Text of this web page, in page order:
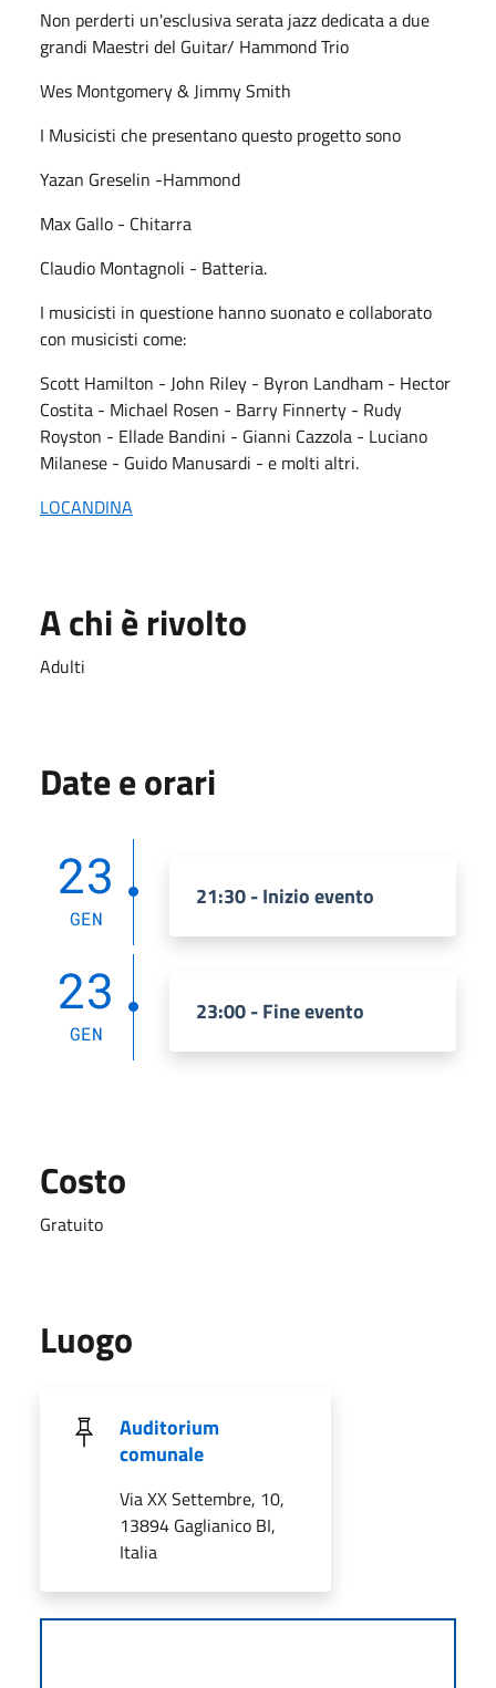
Non perderti un'esclusiva serata jazz dedicata a due
grandi Maestri del Guitar/ Hammond Trio
Wes Montgomery & Jimmy Smith
I Musicisti che presentano questo progetto sono
Yazan Greselin -Hammond
Max Gallo - Chitarra
Claudio Montagnoli - Batteria.
I musicisti in questione hanno suonato e collaborato
con musicisti come:
Scott Hamilton - John Riley - Byron Landham - Hector
Costita - Michael Rosen - Barry Finnerty - Rudy
Royston - Ellade Bandini - Gianni Cazzola - Luciano
Milanese - Guido Manusardi - e molti altri.
LOCANDINA
A chi è rivolto
Adulti
Date e orari
23
GEN
21:30 - Inizio evento
23
GEN
23:00 - Fine evento
Costo
Gratuito
Luogo
Auditorium
comunale
Via XX Settembre, 10,
13894 Gaglianico BI,
Italia